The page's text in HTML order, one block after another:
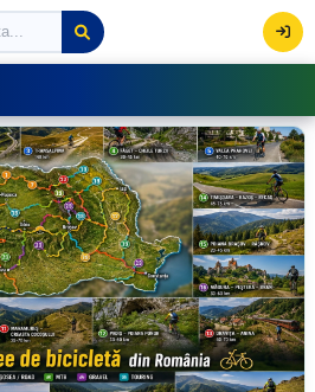
Turistice | Trasee